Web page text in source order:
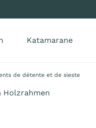
Katamarane
de détente et de sieste